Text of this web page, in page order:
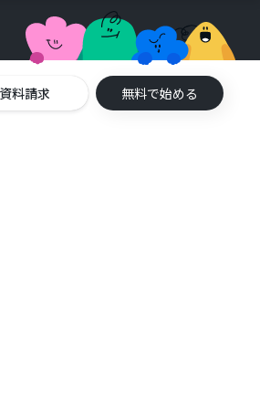
資料請求 無料で始める